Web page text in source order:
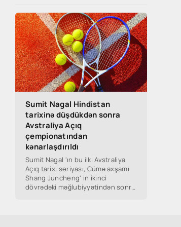
Sumit Nagal Hindistan
tarixinə düşdükdən sonra
Avstraliya Açıq
çempionatından
kənarlaşdırıldı
Sumit Nagal 'ın bu ilki Avstraliya
Açıq tarixi seriyası, Cümə axşamı
Shang Juncheng' in ikinci
dövrədəki məğlubiyyətindən sonra